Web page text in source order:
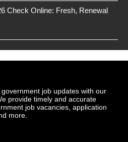
Check Online: Fresh, Renewal
job updates with our
provide timely and accurate
job vacancies, application
more.